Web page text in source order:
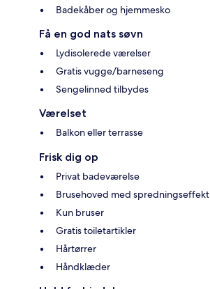
Badekåber og hjemmesko
Få en god nats søvn
Lydisolerede værelser
Gratis vugge/barneseng
Sengelinned tilbydes
Værelset
Balkon eller terrasse
Frisk dig op
Privat badeværelse
Brusehoved med spredningseffekt
Kun bruser
Gratis toiletartikler
Hårtørrer
Håndklæder